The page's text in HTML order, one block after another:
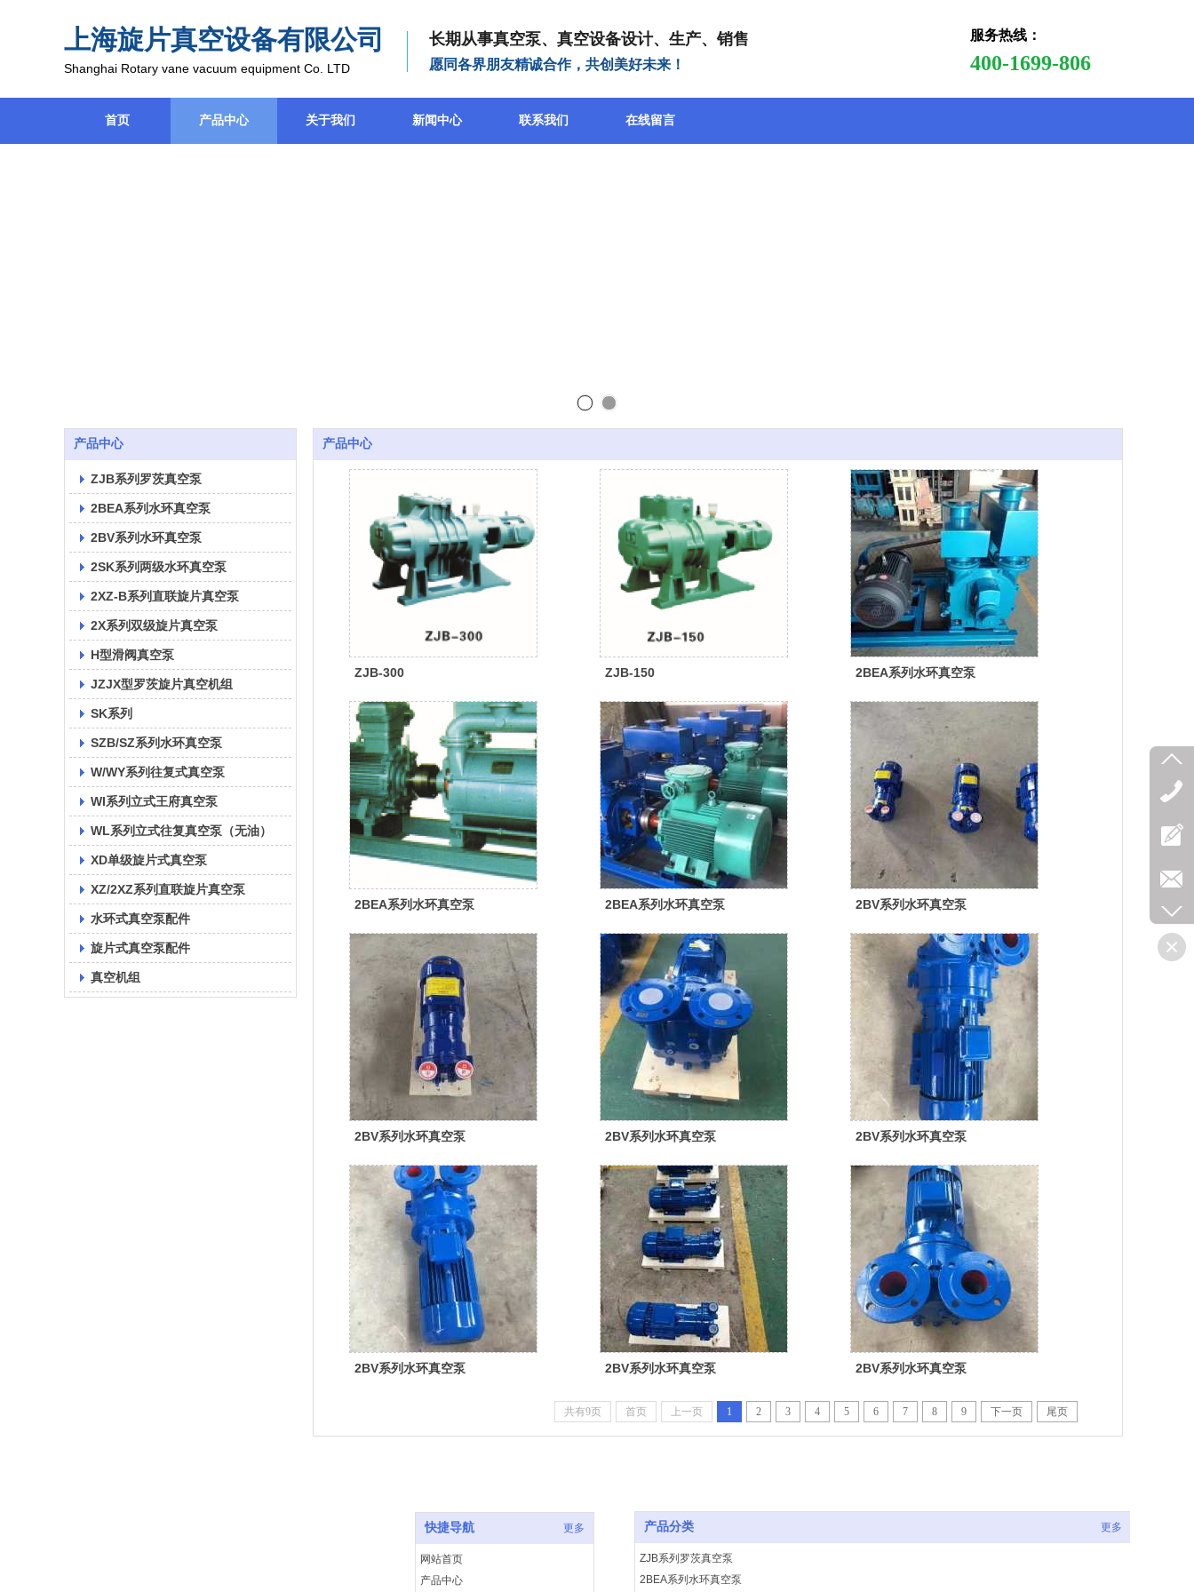
上海旋片真空设备有限公司
Shanghai Rotary vane vacuum equipment Co. LTD
长期从事真空泵、真空设备设计、生产、销售
愿同各界朋友精诚合作，共创美好未来！ 400-1699-806
服务热线：
首页 产品中心 关于我们 新闻中心 联系我们 在线留言
产品中心
ZJB系列罗茨真空泵
2BEA系列水环真空泵
2BV系列水环真空泵
2SK系列两级水环真空泵
2XZ-B系列直联旋片真空泵
2X系列双级旋片真空泵
H型滑阀真空泵
JZJX型罗茨旋片真空机组
SK系列
SZB/SZ系列水环真空泵
W/WY系列往复式真空泵
WI系列立式王府真空泵
WL系列立式往复真空泵（无油）
XD单级旋片式真空泵
XZ/2XZ系列直联旋片真空泵
水环式真空泵配件
旋片式真空泵配件
真空机组
产品中心
ZJB-300 ZJB-150 2BEA系列水环真空泵
2BEA系列水环真空泵 2BEA系列水环真空泵 2BV系列水环真空泵
2BV系列水环真空泵 2BV系列水环真空泵 2BV系列水环真空泵
2BV系列水环真空泵 2BV系列水环真空泵 2BV系列水环真空泵
共有9页 首页 上一页 1 2 3 4 5 6 7 8 9 下一页 尾页
快捷导航 更多
网站首页
产品中心
产品分类 更多
ZJB系列罗茨真空泵
2BEA系列水环真空泵